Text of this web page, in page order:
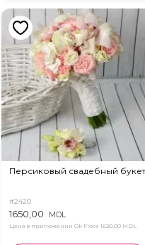
Персиковый свадебный букет
#2420
1650,00 MDL
Цена в приложении Ok Flora 1620,00 MDL